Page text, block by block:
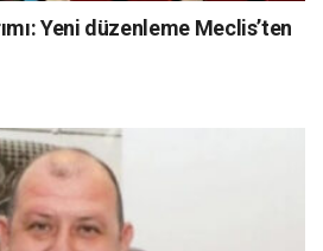
Yeni düzenleme Meclis’ten